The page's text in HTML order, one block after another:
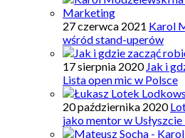
27 czerwca 2021 Karol
wśród stand-uperów
17 sierpnia 2020 Jak i
Lista open mic w Polsce
20 października 2020
jako mentor w Usłyszcie